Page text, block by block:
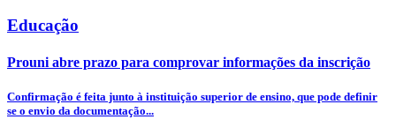
Educação
Prouni abre prazo para comprovar informações da inscrição
Confirmação é feita junto à instituição superior de ensino, que pode definir
se o envio da documentação...